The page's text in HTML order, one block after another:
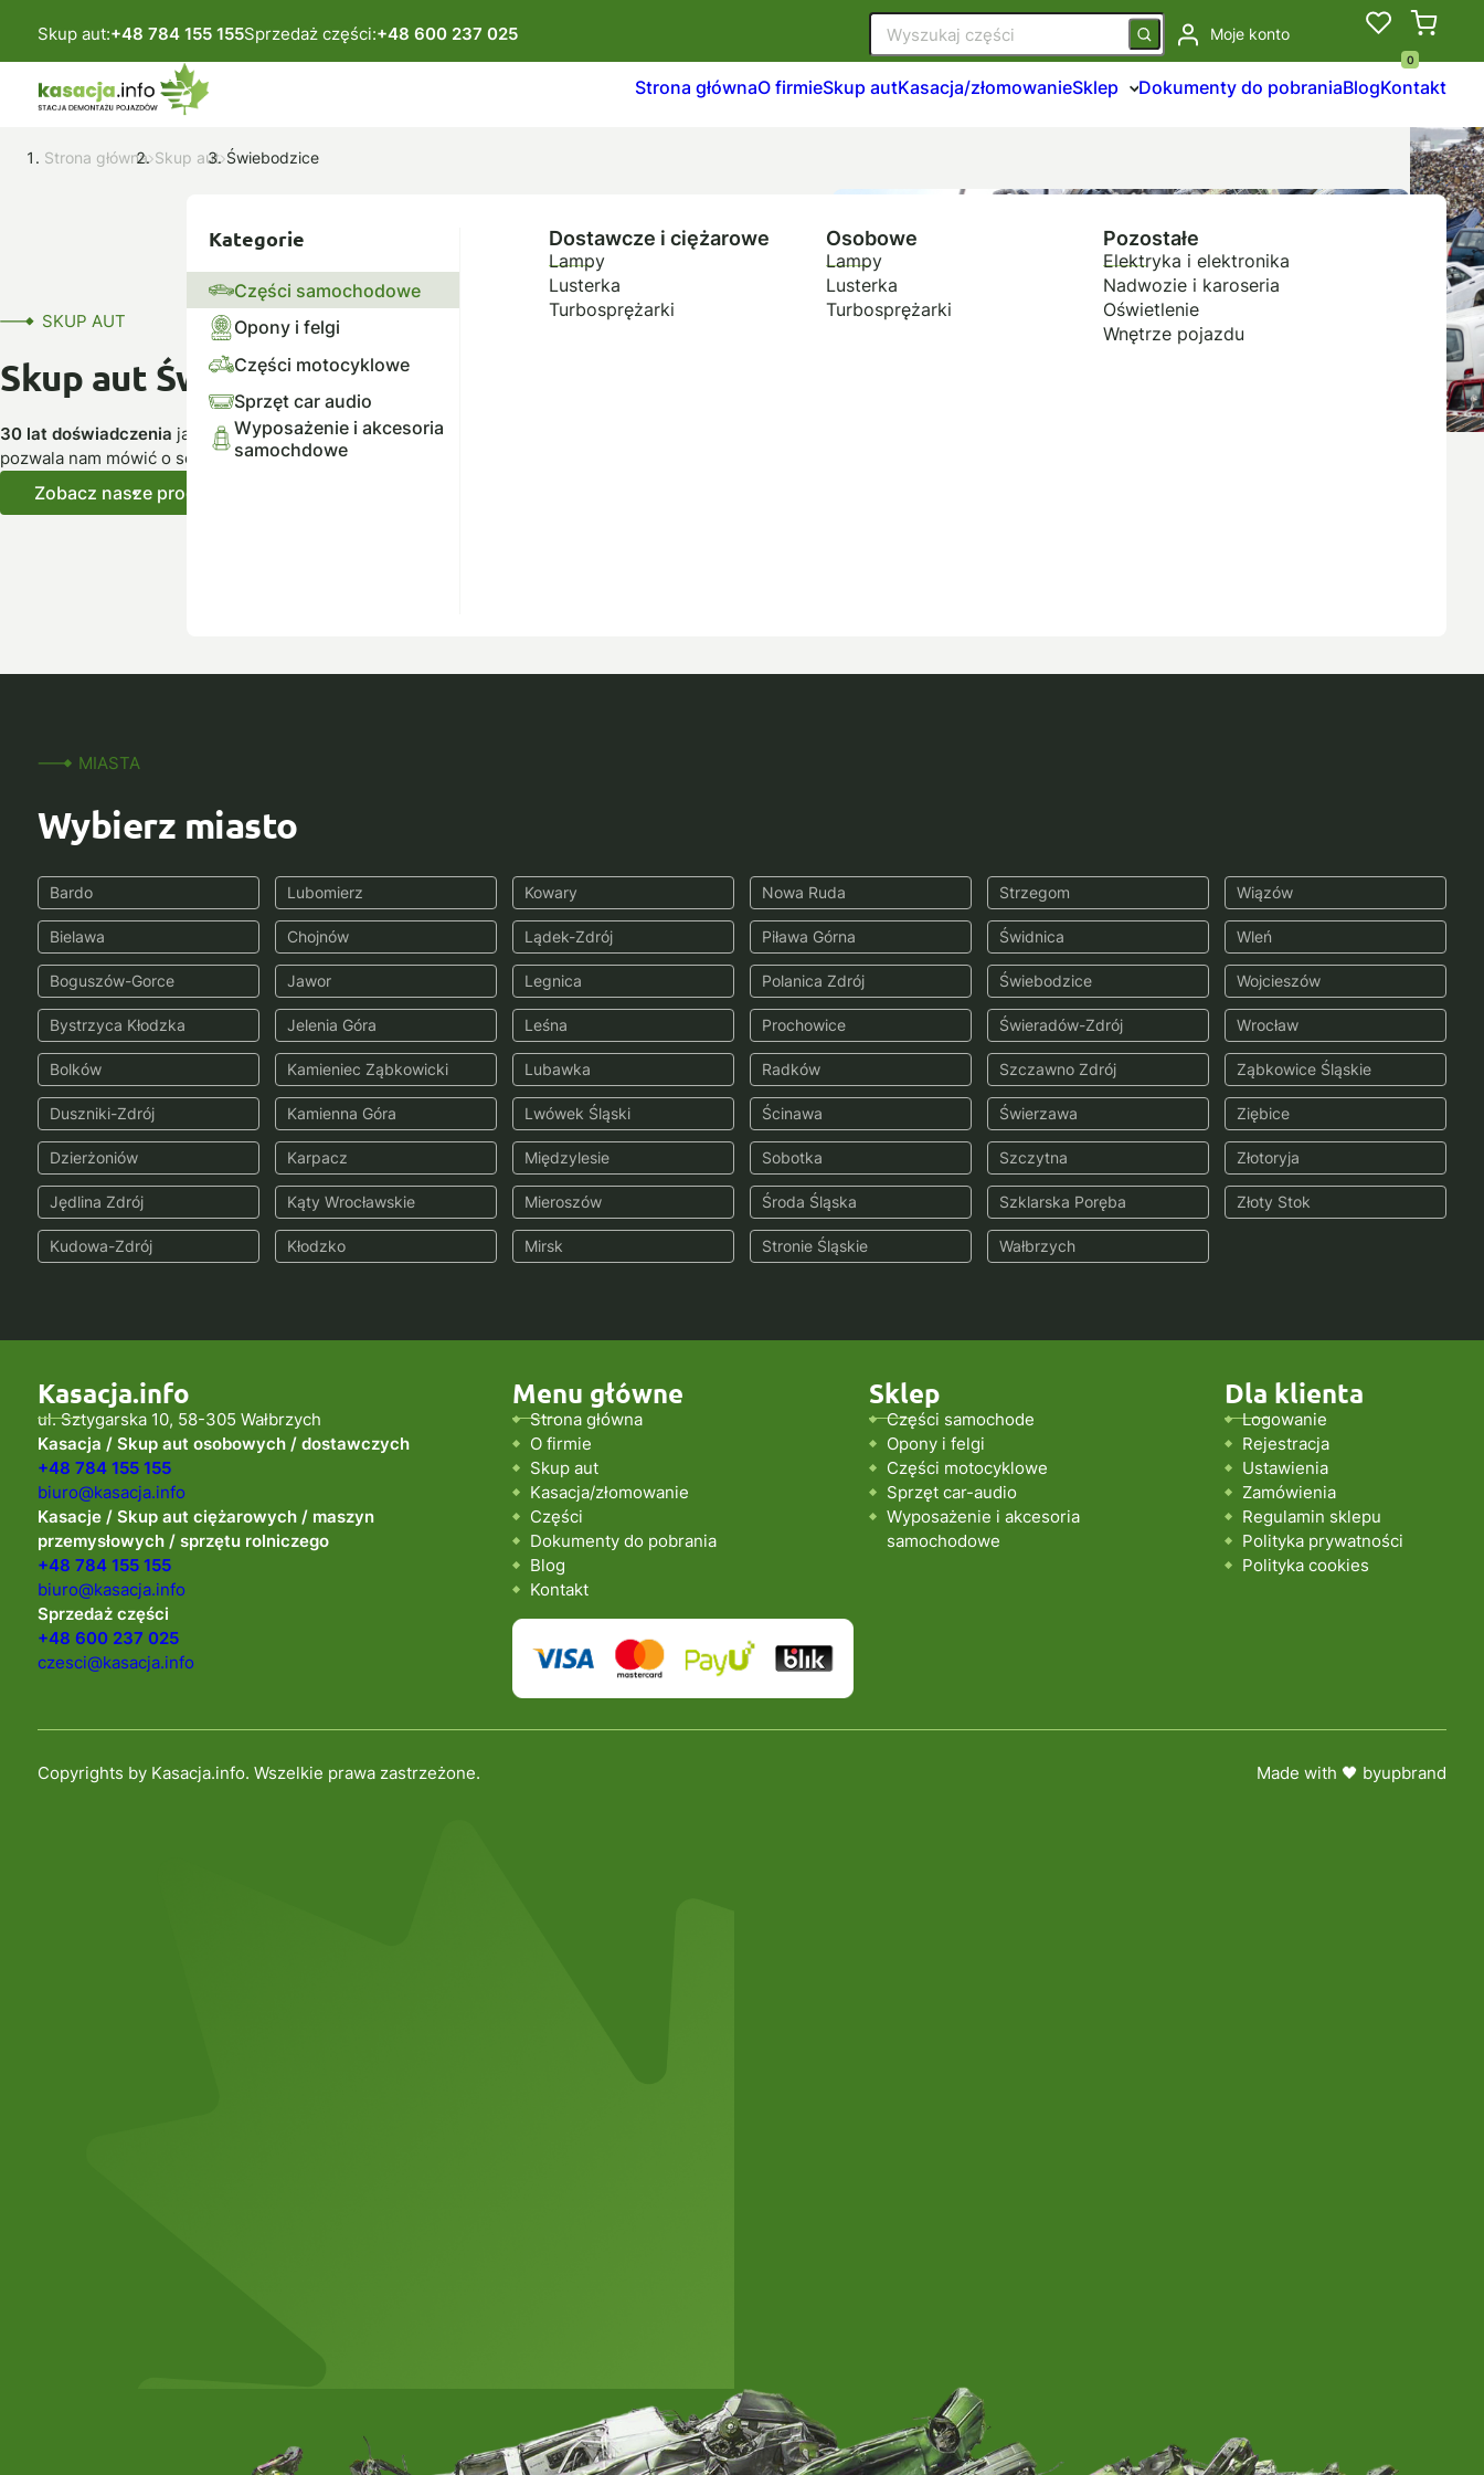
Skup aut:+48 784 155 155Sprzedaż części:+48 600 237 025 Moje konto
0
Strona głównaO firmieSkup autKasacja/złomowanieSklep
Kategorie
Części samochodowe
Opony i felgi
Części motocyklowe
Sprzęt car audio
Wyposażenie i akcesoria
samochdowe
Dostawcze i ciężarowe
Lampy
Lusterka
Turbosprężarki
Osobowe
Lampy
Lusterka
Turbosprężarki
Pozostałe
Elektryka i elektronika
Nadwozie i karoseria
Oświetlenie
Wnętrze pojazdu
Dokumenty do pobraniaBlogKontakt
Strona główna Skup aut Świebodzice
SKUP AUT
Skup aut Świebodzice
30 lat doświadczenia jako autoryzowana stacja demontażu pojazdów,
pozwala nam mówić o sobie – profesjonaliści.
Zobacz nasze produkty
MIASTA
Wybierz miasto
Bardo
Bielawa
Boguszów-Gorce
Bystrzyca Kłodzka
Bolków
Duszniki-Zdrój
Dzierżoniów
Jędlina Zdrój
Kudowa-Zdrój
Lubomierz
Chojnów
Jawor
Jelenia Góra
Kamieniec Ząbkowicki
Kamienna Góra
Karpacz
Kąty Wrocławskie
Kłodzko
Kowary
Lądek-Zdrój
Legnica
Leśna
Lubawka
Lwówek Śląski
Międzylesie
Mieroszów
Mirsk
Nowa Ruda
Piława Górna
Polanica Zdrój
Prochowice
Radków
Ścinawa
Sobotka
Środa Śląska
Stronie Śląskie
Strzegom
Świdnica
Świebodzice
Świeradów-Zdrój
Szczawno Zdrój
Świerzawa
Szczytna
Szklarska Poręba
Wałbrzych
Wiązów
Wleń
Wojcieszów
Wrocław
Ząbkowice Śląskie
Ziębice
Złotoryja
Złoty Stok
Kasacja.info
ul. Sztygarska 10, 58-305 Wałbrzych
Kasacja / Skup aut osobowych / dostawczych
+48 784 155 155
biuro@kasacja.info
Kasacje / Skup aut ciężarowych / maszyn
przemysłowych / sprzętu rolniczego
+48 784 155 155
biuro@kasacja.info
Sprzedaż części
+48 600 237 025
czesci@kasacja.info
Menu główne
Strona główna
O firmie
Skup aut
Kasacja/złomowanie
Części
Dokumenty do pobrania
Blog
Kontakt
Sklep
Części samochode
Opony i felgi
Części motocyklowe
Sprzęt car-audio
Wyposażenie i akcesoria
samochodowe
Dla klienta
Logowanie
Rejestracja
Ustawienia
Zamówienia
Regulamin sklepu
Polityka prywatności
Polityka cookies
Copyrights by Kasacja.info. Wszelkie prawa zastrzeżone. Made with 🖤 byupbrand